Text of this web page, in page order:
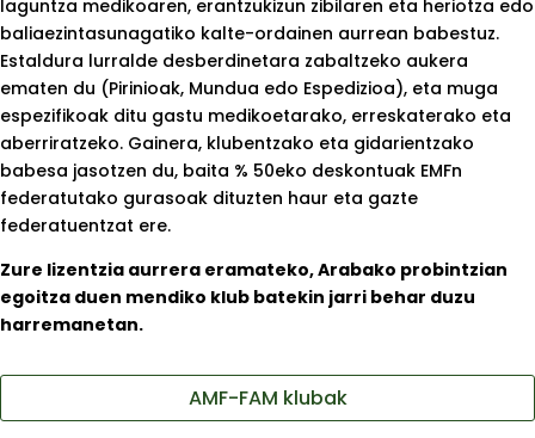
laguntza medikoaren, erantzukizun zibilaren eta heriotza edo
baliaezintasunagatiko kalte-ordainen aurrean babestuz.
Estaldura lurralde desberdinetara zabaltzeko aukera
ematen du (Pirinioak, Mundua edo Espedizioa), eta muga
espezifikoak ditu gastu medikoetarako, erreskaterako eta
aberriratzeko. Gainera, klubentzako eta gidarientzako
babesa jasotzen du, baita % 50eko deskontuak EMFn
federatutako gurasoak dituzten haur eta gazte
federatuentzat ere.
Zure lizentzia aurrera eramateko, Arabako probintzian
egoitza duen mendiko klub batekin jarri behar duzu
harremanetan.
AMF-FAM klubak